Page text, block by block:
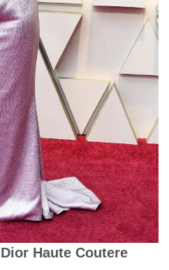
Haute Coutere